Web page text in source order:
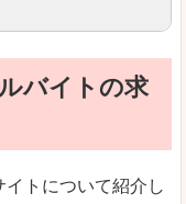
す。
バイトの求
トについて紹介し